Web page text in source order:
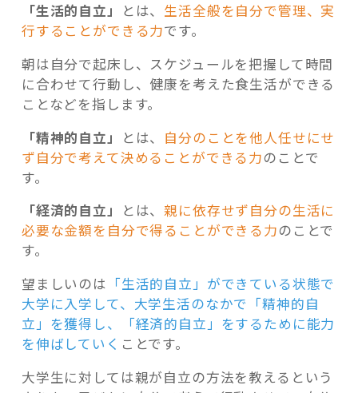
「生活的自立」
とは、 生活全般を自分で管理、実
行することができる力です。
朝は自分で起床し、スケジュールを把握して時間
に合わせて行動し、健康を考えた食生活ができる
ことなどを指します。
「精神的自立」
とは、 自分のことを他人任せにせ
ず自分で考えて決めることができる力のことで
す。
「経済的自立」
とは、親に依存せず自分の生活に
必要な金額を自分で得ることができる力のことで
す。
望ましいのは 「生活的自立」ができている状態で
大学に入学して、大学生活のなかで「精神的自
立」を獲得し、「経済的自立」をするために能力
を伸ばしていく ことです。
大学生に対しては親が自立の方法を教えるという